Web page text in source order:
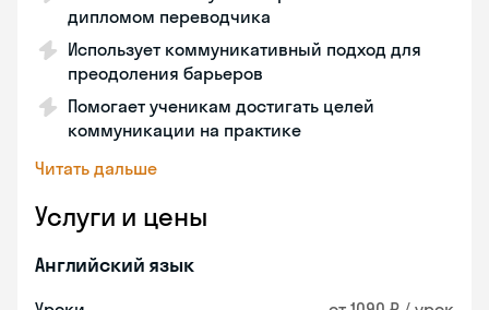
дипломом переводчика
Использует коммуникативный подход для
преодоления барьеров
Помогает ученикам достигать целей
коммуникации на практике
Читать дальше
Услуги и цены
Английский язык